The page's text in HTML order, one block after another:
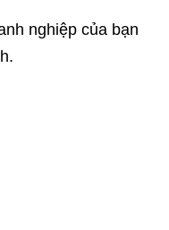
nghiệp của bạn